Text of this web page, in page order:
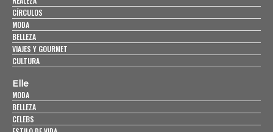
CÍRCULOS
MODA
BELLEZA
VIAJES Y GOURMET
CULTURA
Elle
MODA
BELLEZA
CELEBS